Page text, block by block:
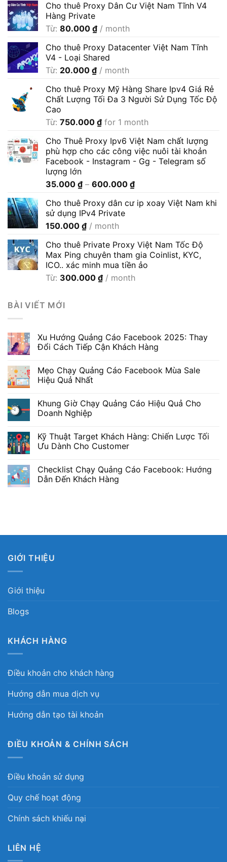
Cho thuê Proxy Dân Cư Việt Nam Tĩnh V4
Hàng Private
Từ: 80.000 ₫ / month
Cho thuê Proxy Datacenter Việt Nam Tĩnh
V4 - Loại Shared
Từ: 20.000 ₫ / month
Cho thuê Proxy Mỹ Hàng Share Ipv4 Giá Rẻ
Chất Lượng Tối Đa 3 Người Sử Dụng Tốc Độ
Cao
Từ: 750.000 ₫ for 1 month
Cho Thuê Proxy Ipv6 Việt Nam chất lượng
phù hợp cho các công việc nuôi tài khoản
Facebook - Instagram - Gg - Telegram số
lượng lớn
35.000 ₫ – 600.000 ₫Khoảng
từ
Cho thuê Proxy dân cư ip xoay Việt Nam khi
sử dụng IPv4 Private
150.000 ₫ / month
Cho thuê Private Proxy Việt Nam Tốc Độ
Max Ping chuyên tham gia Coinlist, KYC,
ICO.. xác minh mua tiền ảo
Từ: 300.000 ₫ / month
BÀI VIẾT MỚI
Xu Hướng Quảng Cáo Facebook 2025: Thay
Đổi Cách Tiếp Cận Khách Hàng
Mẹo Chạy Quảng Cáo Facebook Mùa Sale
Hiệu Quả Nhất
Khung Giờ Chạy Quảng Cáo Hiệu Quả Cho
Doanh Nghiệp
Kỹ Thuật Target Khách Hàng: Chiến Lược Tối
Ưu Dành Cho Customer
Checklist Chạy Quảng Cáo Facebook: Hướng
Dẫn Đến Khách Hàng
GIỚI THIỆU
Giới thiệu
Blogs
KHÁCH HÀNG
Điều khoản cho khách hàng
Hướng dẫn mua dịch vụ
Hướng dẫn tạo tài khoản
ĐIỀU KHOẢN & CHÍNH SÁCH
Điều khoản sử dụng
Quy chế hoạt động
Chính sách khiếu nại
LIÊN HỆ